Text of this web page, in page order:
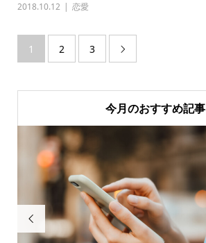
2018.10.12 恋愛
1 2 3 
今月のおすすめ記事
